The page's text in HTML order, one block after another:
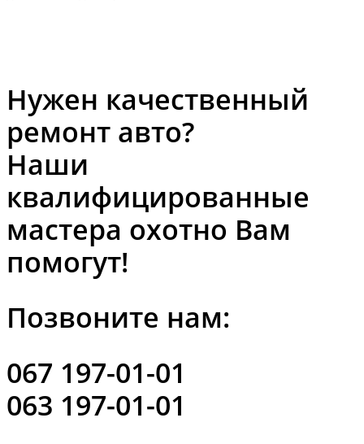
Нужен качественный
ремонт авто?
Наши
квалифицированные
мастера охотно Вам
помогут!
Позвоните нам:
067 197-01-01
063 197-01-01